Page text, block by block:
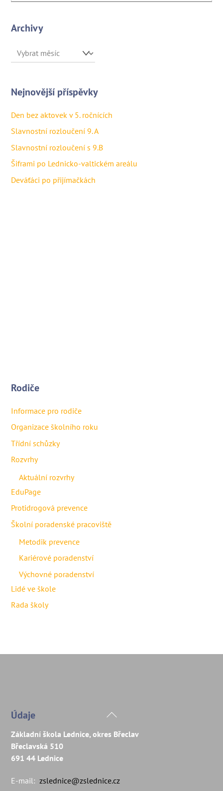
Archivy
Archivy
Nejnovější příspěvky
Den bez aktovek v 5. ročnících
Slavnostní rozloučení 9. A
Slavnostní rozloučení s 9.B
Šiframi po Lednicko-valtickém areálu
Deváťáci po přijímačkách
Rodiče
Informace pro rodiče
Organizace školního roku
Třídní schůzky
Rozvrhy
Aktuální rozvrhy
EduPage
Protidrogová prevence
Školní poradenské pracoviště
Metodik prevence
Kariérové poradenství
Výchovné poradenství
Lidé ve škole
Rada školy
Back
Top
Údaje
Základní škola Lednice, okres Břeclav
Břeclavská 510
691 44 Lednice
E-mail:zslednice@zslednice.cz